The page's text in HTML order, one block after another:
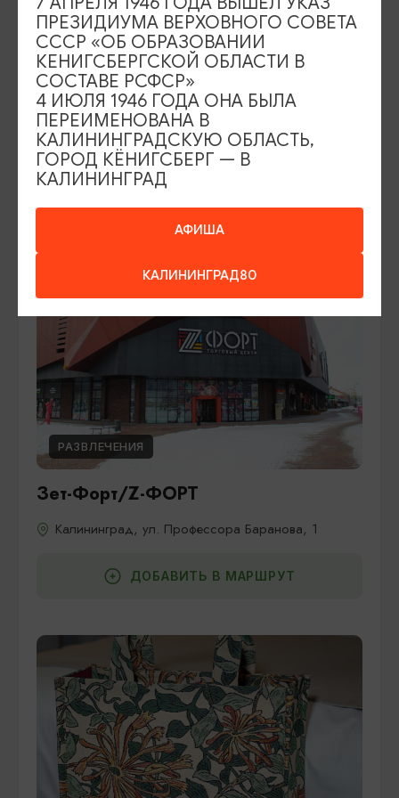
СУВЕНИРЫ
MÍDITI
Калининград, Приморское кольцо, 2
ДОБАВИТЬ В МАРШРУТ
РАЗВЛЕЧЕНИЯ
Зет-Форт/Z-ФОРТ
Калининград, ул. Профессора Баранова, 1
ДОБАВИТЬ В МАРШРУТ
АФИША
КАЛИНИНГРАД80
ПРЕЗИДИУМА ВЕРХОВНОГО СОВЕТА
СССР «ОБ ОБРАЗОВАНИИ
КЕНИГСБЕРГСКОЙ ОБЛАСТИ В
СОСТАВЕ РСФСР»
4 ИЮЛЯ 1946 ГОДА ОНА БЫЛА
ПЕРЕИМЕНОВАНА В
КАЛИНИНГРАДСКУЮ ОБЛАСТЬ,
ГОРОД КЁНИГСБЕРГ — В
КАЛИНИНГРАД